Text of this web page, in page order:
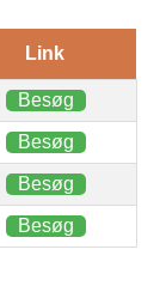
Link
Besøg
Besøg
Besøg
Besøg